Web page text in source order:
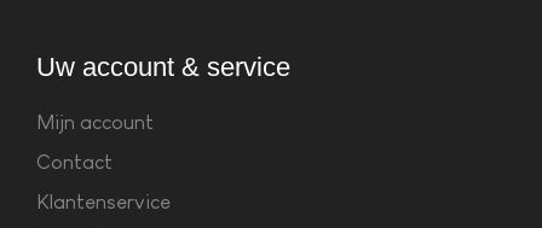
Uw account & service
Mijn account
Contact
Klantenservice